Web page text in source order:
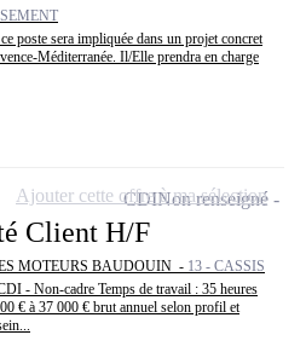
poste sera impliquée dans un projet concret
Méditerranée. Il/Elle prendra en charge
Client H/F
MOTEURS BAUDOUIN - 13 - CASSIS
- Non-cadre Temps de travail : 35 heures
€ à 37 000 € brut annuel selon profil et
CDINon renseigné
Ajouter cette offre à ma sélection